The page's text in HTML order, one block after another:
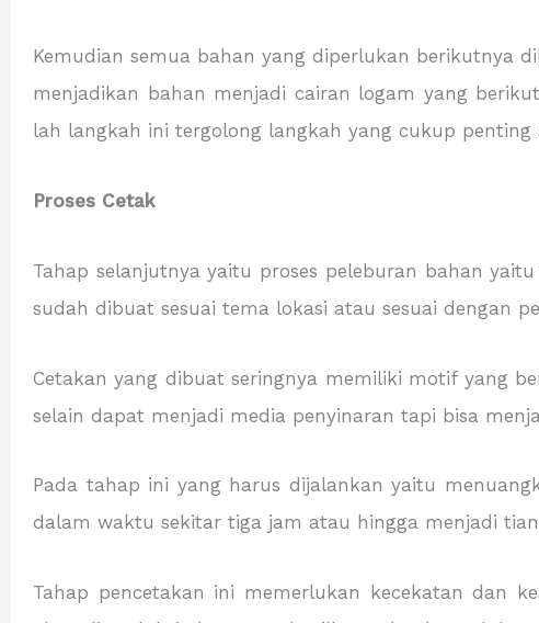
Kemudian semua bahan yang diperlukan berikutnya
menjadikan bahan menjadi cairan logam yang
lah langkah ini tergolong langkah yang cukup
Proses Cetak
Tahap selanjutnya yaitu proses peleburan bahan
sudah dibuat sesuai tema lokasi atau sesuai dengan
Cetakan yang dibuat seringnya memiliki motif yang
selain dapat menjadi media penyinaran tapi bisa
Pada tahap ini yang harus dijalankan yaitu
dalam waktu sekitar tiga jam atau hingga menjadi
Tahap pencetakan ini memerlukan kecekatan dan